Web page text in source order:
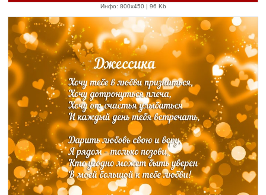
Инфо: 800х450 | 96 Kb